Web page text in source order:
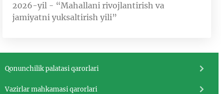
2026-yil - “Mahallani rivojlantirish va
jamiyatni yuksaltirish yili”
Qonunchilik palatasi qarorlari
Vazirlar mahkamasi qarorlari